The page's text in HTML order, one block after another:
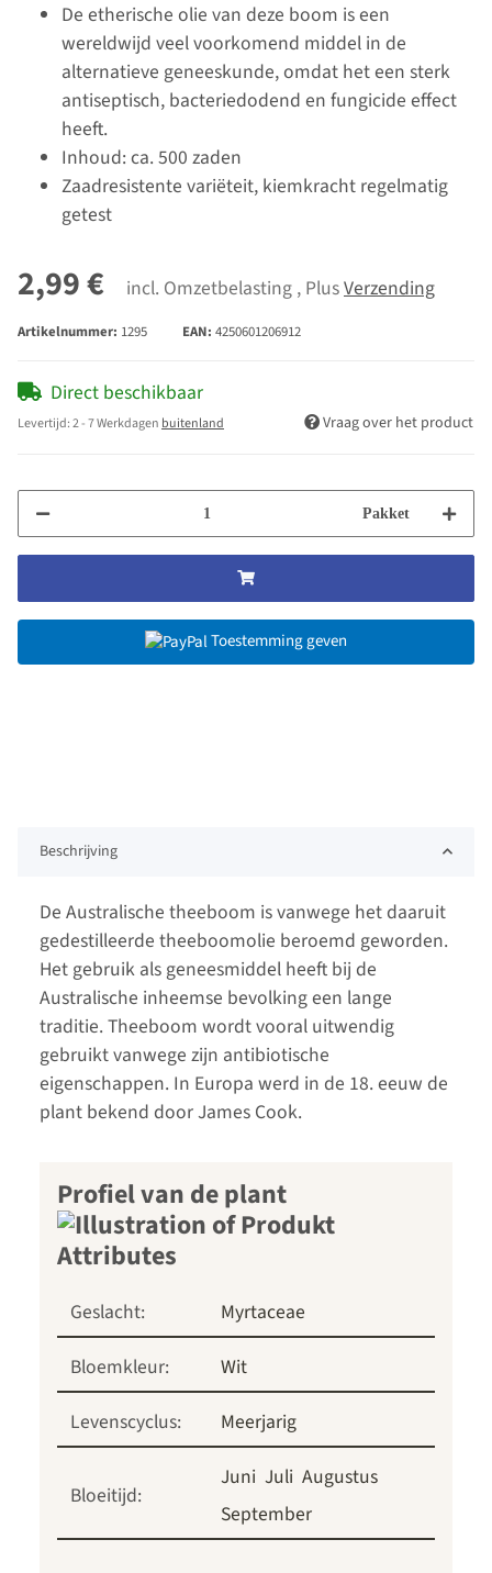
De etherische olie van deze boom is een
wereldwijd veel voorkomend middel in de
alternatieve geneeskunde, omdat het een sterk
antiseptisch, bacteriedodend en fungicide effect
heeft.
Inhoud: ca. 500 zaden
Zaadresistente variëteit, kiemkracht regelmatig
getest
2,99 € incl. Omzetbelasting , PlusVerzending
Artikelnummer: 1295 EAN: 4250601206912
Direct beschikbaar
Levertijd:2 - 7 Werkdagen buitenland Vraag over het product
Pakket
Toestemming geven
Beschrijving
De Australische theeboom is vanwege het daaruit
gedestilleerde theeboomolie beroemd geworden.
Het gebruik als geneesmiddel heeft bij de
Australische inheemse bevolking een lange
traditie. Theeboom wordt vooral uitwendig
gebruikt vanwege zijn antibiotische
eigenschappen. In Europa werd in de 18. eeuw de
plant bekend door James Cook.
Profiel van de plant
Geslacht:
Myrtaceae
Bloemkleur:
Wit
Levenscyclus:
Meerjarig
Bloeitijd:
Juni Juli Augustus
September